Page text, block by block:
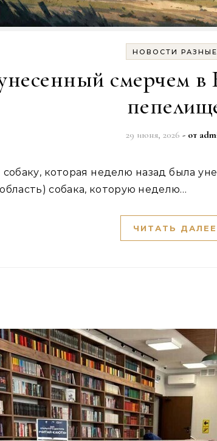
НОВОСТИ РАЗНЫЕ
смерчем в
29 июня, 2026 - от
собака, которую неделю…
ЧИТАТЬ ДАЛЕЕ